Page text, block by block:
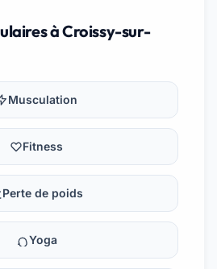
à Croissy-sur-
Musculation
Fitness
Perte de poids
Yoga